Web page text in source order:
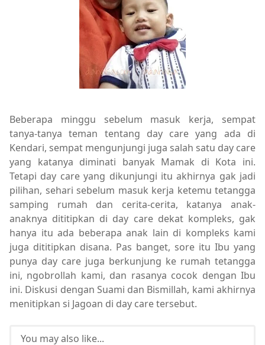
Beberapa minggu sebelum masuk kerja, sempat
tanya-tanya teman tentang day care yang ada di
Kendari, sempat mengunjungi juga salah satu day care
yang katanya diminati banyak Mamak di Kota ini.
Tetapi day care yang dikunjungi itu akhirnya gak jadi
pilihan, sehari sebelum masuk kerja ketemu tetangga
samping rumah dan cerita-cerita, katanya anak-
anaknya dititipkan di day care dekat kompleks, gak
hanya itu ada beberapa anak lain di kompleks kami
juga dititipkan disana. Pas banget, sore itu Ibu yang
punya day care juga berkunjung ke rumah tetangga
ini, ngobrollah kami, dan rasanya cocok dengan Ibu
ini. Diskusi dengan Suami dan Bismillah, kami akhirnya
menitipkan si Jagoan di day care tersebut.
You may also like...